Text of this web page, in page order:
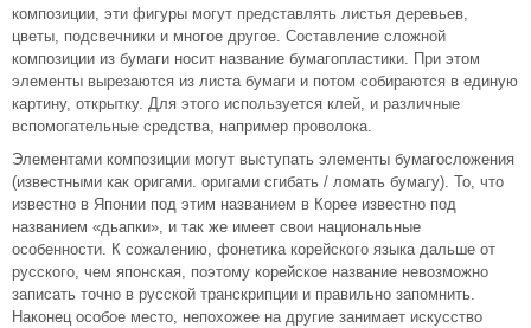
композиции, эти фигуры могут представлять листья деревьев,
цветы, подсвечники и многое другое. Составление сложной
композиции из бумаги носит название бумагопластики. При этом
элементы вырезаются из листа бумаги и потом собираются в единую
картину, открытку. Для этого используется клей, и различные
вспомогательные средства, например проволока.
Элементами композиции могут выступать элементы бумагосложения
(известными как оригами. оригами сгибать / ломать бумагу). То, что
известно в Японии под этим названием в Корее известно под
названием «дьапки», и так же имеет свои национальные
особенности. К сожалению, фонетика корейского языка дальше от
русского, чем японская, поэтому корейское название невозможно
записать точно в русской транскрипции и правильно запомнить.
Наконец особое место, непохожее на другие занимает искусство